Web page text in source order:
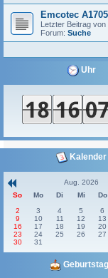
Emcotec
Letzter Beitrag von
Forum: Suche
Uhr
Kalender
Aug. 2026
So
Mo Di Mi Do
2
3 4 5 6
9
10 11 12 13
16
17 18 19 20
23
24 25 26 27
30
31